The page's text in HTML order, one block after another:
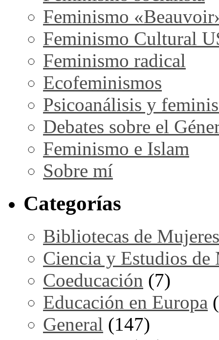
Feminismo
Feminismo Cultural
Feminismo radical
Ecofeminismos
Psicoanálisis y
Debates sobre el
Feminismo e Islam
Sobre mí
Categorías
Bibliotecas de Mujeres
Ciencia y Estudios de
Coeducación (7)
Educación en Europa
General (147)